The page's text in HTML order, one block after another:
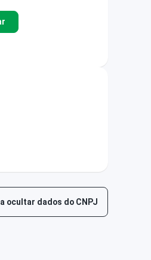
ocultar dados do CNPJ